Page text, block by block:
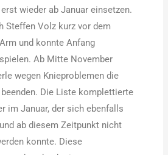
wieder ab Januar einsetzen.
Steffen Volz kurz vor dem
und konnte Anfang
Ab Mitte November
wegen Knieproblemen die
Die Liste komplettierte
im Januar, der sich ebenfalls
ab diesem Zeitpunkt nicht
konnte. Diese